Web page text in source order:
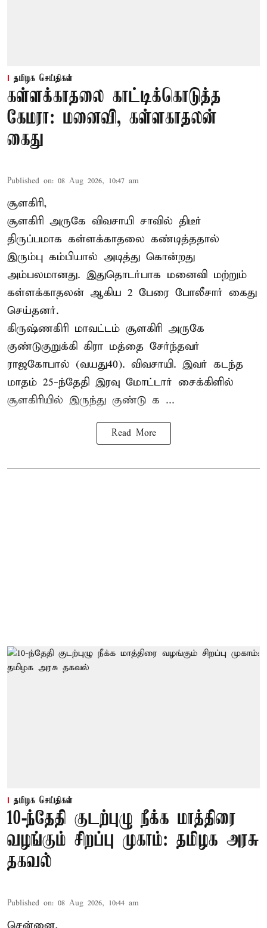
தமிழக செய்திகள்
கள்ளக்காதலை காட்டிக்கொடுத்த
கேமரா: மனைவி, கள்ளகாதலன்
கைது
Published on: 08 Aug 2026, 10:47 am
சூளகிரி,
சூளகிரி அருகே விவசாயி சாவில் திடீர்
திருப்பமாக கள்ளக்காதலை கண்டித்ததால்
இரும்பு கம்பியால் அடித்து கொன்றது
அம்பலமானது. இதுதொடர்பாக மனைவி மற்றும்
கள்ளக்காதலன் ஆகிய 2 பேரை போலீசார் கைது
செய்தனர்.
கிருஷ்ணகிரி மாவட்டம் சூளகிரி அருகே
குண்டுகுறுக்கி கிரா மத்தை சேர்ந்தவர்
ராஜகோபால் (வயது40). விவசாயி. இவர் கடந்த
மாதம் 25-ந்தேதி இரவு மோட்டார் சைக்கிளில்
சூளகிரியில் இருந்து குண்டு க ...
Read More
தமிழக செய்திகள்
10-ந்தேதி குடற்புழு நீக்க மாத்திரை
வழங்கும் சிறப்பு முகாம்: தமிழக அரசு
தகவல்
Published on: 08 Aug 2026, 10:44 am